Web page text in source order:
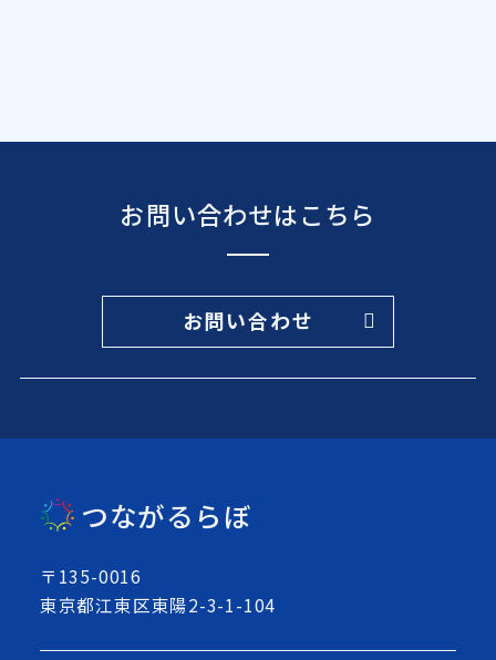
お問い合わせはこちら
お問い合わせ
つながるらぼ
〒135-0016
東京都江東区東陽2-3-1-104